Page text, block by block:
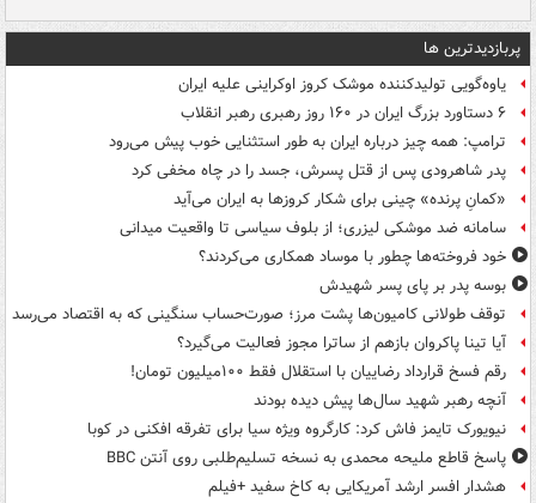
پربازدیدترین ها
یاوه‌گویی تولیدکننده موشک کروز اوکراینی علیه ایران
۶ دستاورد بزرگ ایران در ۱۶۰ روز رهبری رهبر انقلاب
ترامپ: همه چیز درباره ایران به طور استثنایی خوب پیش می‌رود
پدر شاهرودی پس از قتل پسرش، جسد را در چاه مخفی کرد
«کمانِ پرنده» چینی برای شکار کروزها به ایران می‌آید
سامانه ضد موشکی لیزری؛ از بلوف سیاسی تا واقعیت میدانی
خود فروخته‌ها چطور با موساد همکاری می‌کردند؟
بوسه‌ پدر بر پای پسر شهیدش
توقف طولانی کامیون‌ها پشت مرز؛ صورت‌حساب سنگینی که به اقتصاد می‌رسد
آیا تینا پاکروان بازهم از ساترا مجوز فعالیت می‌گیرد؟
رقم فسخ قرارداد رضاییان با استقلال فقط ۱۰۰میلیون تومان!
آنچه رهبر شهید سال‌ها پیش دیده بودند
نیویورک تایمز فاش کرد: کارگروه ویژه سیا برای تفرقه افکنی در کوبا
پاسخ قاطع ملیحه محمدی به نسخه تسلیم‌طلبی روی آنتن BBC
هشدار افسر ارشد آمریکایی به کاخ سفید +فیلم